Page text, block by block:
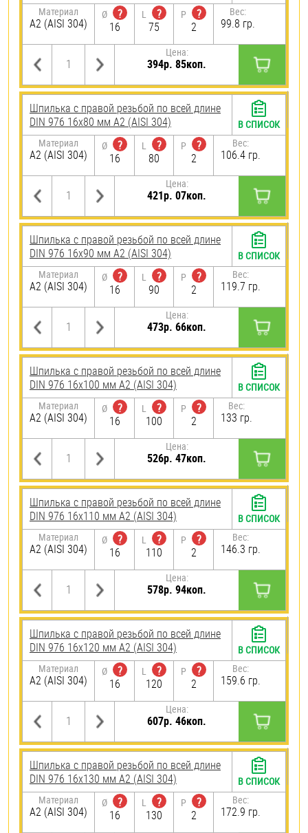
Материал
А2 (AISI 304)
Ø
?
16
L
?
75
P
?
2
Вес:
99.8 гр.
Цена:
394р. 85коп.
Шпилька с правой резьбой по всей длине
DIN 976 16х80 мм А2 (AISI 304)
Материал
А2 (AISI 304)
Ø
?
16
L
?
80
P
?
2
Вес:
106.4 гр.
Цена:
421р. 07коп.
В СПИСОК
Шпилька с правой резьбой по всей длине
DIN 976 16х90 мм А2 (AISI 304)
Материал
А2 (AISI 304)
Ø
?
16
L
?
90
P
?
2
Вес:
119.7 гр.
Цена:
473р. 66коп.
В СПИСОК
Шпилька с правой резьбой по всей длине
DIN 976 16х100 мм А2 (AISI 304)
Материал
А2 (AISI 304)
Ø
?
16
L
?
100
P
?
2
Вес:
133 гр.
Цена:
526р. 47коп.
В СПИСОК
Шпилька с правой резьбой по всей длине
DIN 976 16х110 мм А2 (AISI 304)
Материал
А2 (AISI 304)
Ø
?
16
L
?
110
P
?
2
Вес:
146.3 гр.
Цена:
578р. 94коп.
В СПИСОК
Шпилька с правой резьбой по всей длине
DIN 976 16х120 мм А2 (AISI 304)
Материал
А2 (AISI 304)
Ø
?
16
L
?
120
P
?
2
Вес:
159.6 гр.
Цена:
607р. 46коп.
В СПИСОК
Шпилька с правой резьбой по всей длине
DIN 976 16х130 мм А2 (AISI 304)
Материал
А2 (AISI 304)
Ø
?
16
L
?
130
P
?
2
Вес:
172.9 гр.
В СПИСОК